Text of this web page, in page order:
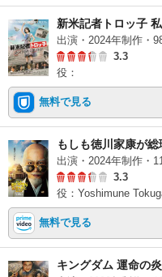
新米記者トロッ子
出演・2024年制作・
3.3
役：
無料で見る
もしも徳川家康が
出演・2024年制作・
3.3
役：Yoshimune
無料で見る
キングダム 運命の炎